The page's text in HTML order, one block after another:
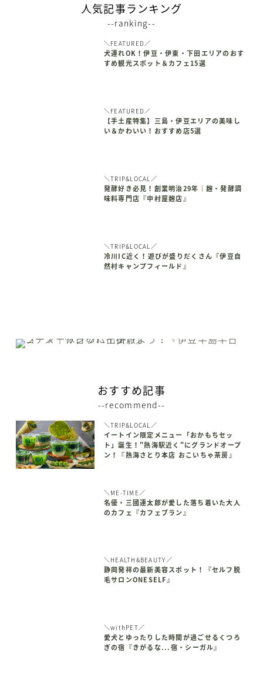
人気記事ランキング
--ranking--
＼FEATURED／
犬連れOK！伊豆・伊東・下田エリアのおす
すめ観光スポット＆カフェ15選
＼FEATURED／
【手土産特集】三島・伊豆エリアの美味し
い＆かわいい！おすすめ店5選
＼TRIP&LOCAL／
発酵好き必見！創業明治29年｜麹・発酵調
味料専門店『中村屋麹店』
＼TRIP&LOCAL／
冷川IC近く！遊びが盛りだくさん『伊豆自
然村キャンプフィールド』
おすすめ記事
--recommend--
＼TRIP&LOCAL／
イートイン限定メニュー「おかもちセッ
ト」誕生！"熱海駅近く"にグランドオープ
ン！『熱海さとり本店 おこいちゃ茶房』
＼ME-TIME／
名優・三國連太郎が愛した落ち着いた大人
のカフェ『カフェブラン』
＼HEALTH&BEAUTY／
静岡発祥の最新美容スポット！『セルフ脱
毛サロンONESELF』
＼withPET／
愛犬とゆったりした時間が過ごせるくつろ
ぎの宿『きがるな...宿・シーガル』